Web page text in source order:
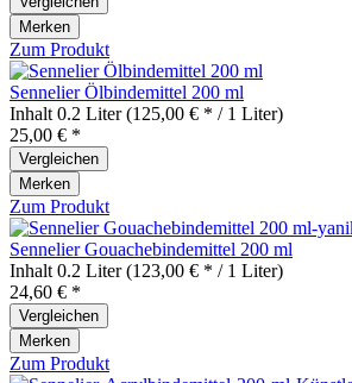
Merken
Zum Produkt
Sennelier Ölbindemittel 200 ml
Inhalt 0.2 Liter(125,00 € * / 1 Liter)
25,00 € *
Vergleichen
Merken
Zum Produkt
Sennelier Gouachebindemittel 200 ml
Inhalt 0.2 Liter(123,00 € * / 1 Liter)
24,60 € *
Vergleichen
Merken
Zum Produkt